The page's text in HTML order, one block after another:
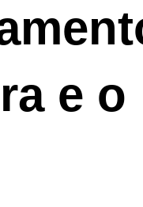
e o